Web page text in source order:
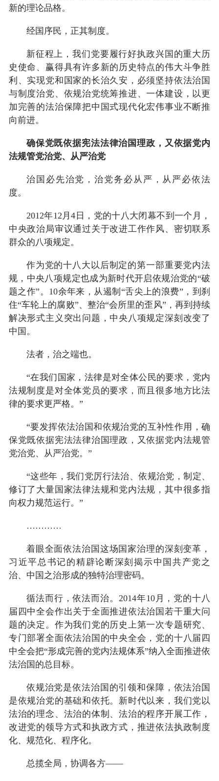
新的理论品格。
经国序民，正其制度。
新征程上，我们党要履行好执政兴国的重大历
史使命、赢得具有许多新的历史特点的伟大斗争胜
利、实现党和国家的长治久安，必须坚持依法治国
与制度治党、依规治党统筹推进、一体建设，以更
加完善的法治保障把中国式现代化宏伟事业不断推
向前进。
确保党既依据宪法法律治国理政，又依据党内
法规管党治党、从严治党
治国必先治党，治党务必从严，从严必依法
度。
2012年12月4日，党的十八大闭幕不到一个月，
中央政治局审议通过关于改进工作作风、密切联系
群众的八项规定。
作为党的十八大以后制定的第一部重要党内法
规，中央八项规定也成为新时代开启依规治党的“破
题之作”。10余年来，从遏制“舌尖上的浪费”，到刹
住“车轮上的腐败”、整治“会所里的歪风”，再到持续
解决形式主义突出问题，中央八项规定深刻改变了
中国。
法者，治之端也。
“在我们国家，法律是对全体公民的要求，党内
法规制度是对全体党员的要求，而且很多地方比法
律的要求更严格。”
“要发挥依法治国和依规治党的互补性作用，确
保党既依据宪法法律治国理政，又依据党内法规管
党治党、从严治党。”
“这些年，我们党厉行法治、依规治党，制定、
修订了大量国家法律法规和党内法规，其中很多指
向权力规范运行。”
…………
着眼全面依法治国这场国家治理的深刻变革，
习近平总书记的精辟论断深刻揭示中国共产党之
治、中国之治形成的独特治理密码。
循法而行，依法而治。2014年10月，党的十八
届四中全会作出关于全面推进依法治国若干重大问
题的决定。作为我们党的历史上第一次专题研究、
专门部署全面依法治国的中央全会，党的十八届四
中全会把“形成完善的党内法规体系”纳入全面推进依
法治国的总目标。
依规治党是依法治国的引领和保障，依法治国
是依规治党的基础和依托。新时代以来，我们党以
法治的理念、法治的体制、法治的程序开展工作，
改进党的领导方式和执政方式，推进依法执政制度
化、规范化、程序化。
总揽全局，协调各方——